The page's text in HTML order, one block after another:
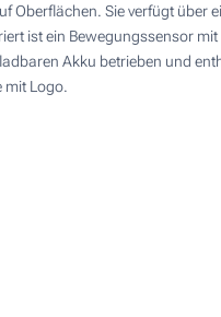
Oberflächen. Sie verfügt über
ist ein Bewegungssensor
Akku betrieben und
mit Logo.